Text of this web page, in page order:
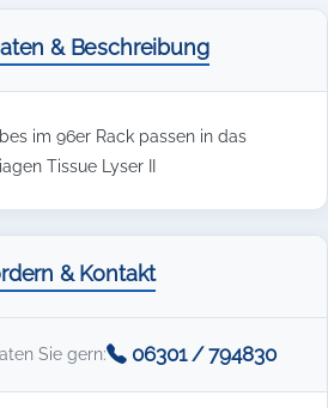
& Beschreibung
im 96er Rack passen in das
Tissue Lyser II
& Kontakt
Sie gern: 06301 / 794830